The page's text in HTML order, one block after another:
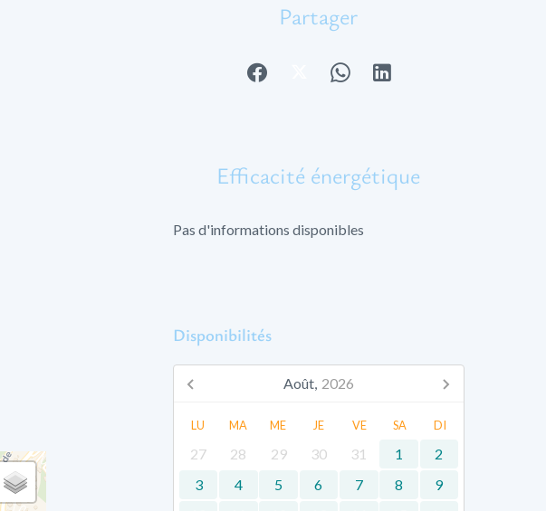
Partager
Efficacité énergétique
Pas d'informations disponibles
Disponibilités
Août, 2026
LU MA ME JE VE SA DI
27 28 29 30 31 1
2
3
4 5 6 7 8
9